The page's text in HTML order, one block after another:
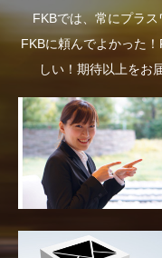
FKBでは、常にプラス
FKBに頼んでよかった
しい！期待以上をお